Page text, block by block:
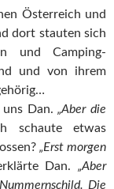
Österreich und
dort stauten sich
und Camping-
und von ihrem
uns Dan.„Aber die
schaute etwas
„Erst morgen
Dan. „Aber
Die